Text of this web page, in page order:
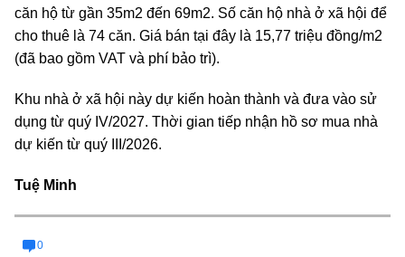
căn hộ từ gần 35m2 đến 69m2. Số căn hộ nhà ở xã hội để
cho thuê là 74 căn. Giá bán tại đây là 15,77 triệu đồng/m2
(đã bao gồm VAT và phí bảo trì).
Khu nhà ở xã hội này dự kiến hoàn thành và đưa vào sử
dụng từ quý IV/2027. Thời gian tiếp nhận hồ sơ mua nhà
dự kiến từ quý III/2026.
Tuệ Minh
0